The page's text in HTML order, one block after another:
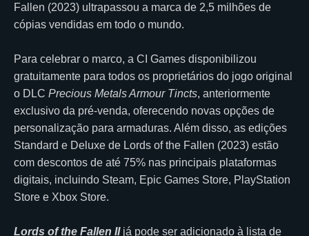
Fallen (2023) ultrapassou a marca de 2,5 milhões de
cópias vendidas em todo o mundo.
Para celebrar o marco, a CI Games disponibilizou
gratuitamente para todos os proprietários do jogo original
o DLC Precious Metals Armour Tincts, anteriormente
exclusivo da pré-venda, oferecendo novas opções de
personalização para armaduras. Além disso, as edições
Standard e Deluxe de Lords of the Fallen (2023) estão
com descontos de até 75% nas principais plataformas
digitais, incluindo Steam, Epic Games Store, PlayStation
Store e Xbox Store.
Lords of the Fallen IIjá pode ser adicionado à lista de